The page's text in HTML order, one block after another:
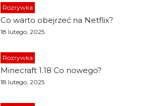
Rozrywka
Co warto obejrzeć na Netflix?
18 lutego, 2025
Rozrywka
Minecraft 1.18 Co nowego?
18 lutego, 2025